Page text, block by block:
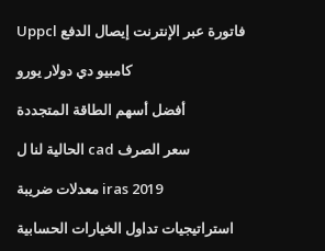
Uppcl فاتورة عبر الإنترنت إيصال الدفع
كامبيو دي دولار يورو
أفضل أسهم الطاقة المتجددة
الحالية لنا ل cad سعر الصرف
معدلات ضريبة iras 2019
استراتيجيات تداول الخيارات الحسابية